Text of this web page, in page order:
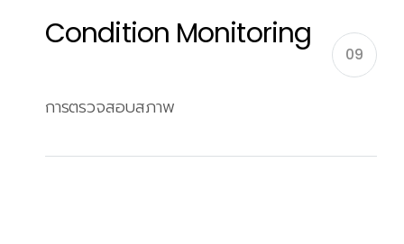
Condition Monitoring
09
การตรวจสอบสภาพ